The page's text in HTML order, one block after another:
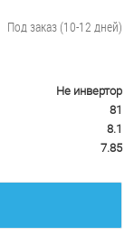
Под заказ (10-12 дней)
Не инвертор
81
8.1
7.85